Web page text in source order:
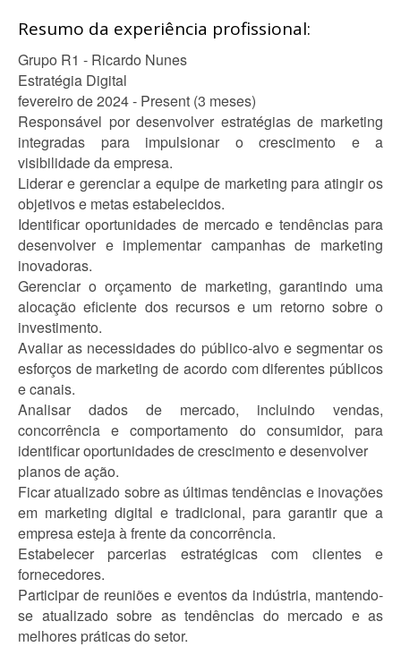
Resumo da experiência profissional:
Grupo R1 - Ricardo Nunes
Estratégia Digital
fevereiro de 2024 - Present (3 meses)
Responsável por desenvolver estratégias de marketing
integradas para impulsionar o crescimento e a
visibilidade da empresa.
Liderar e gerenciar a equipe de marketing para atingir os
objetivos e metas estabelecidos.
Identificar oportunidades de mercado e tendências para
desenvolver e implementar campanhas de marketing
inovadoras.
Gerenciar o orçamento de marketing, garantindo uma
alocação eficiente dos recursos e um retorno sobre o
investimento.
Avaliar as necessidades do público-alvo e segmentar os
esforços de marketing de acordo com diferentes públicos
e canais.
Analisar dados de mercado, incluindo vendas,
concorrência e comportamento do consumidor, para
identificar oportunidades de crescimento e desenvolver
planos de ação.
Ficar atualizado sobre as últimas tendências e inovações
em marketing digital e tradicional, para garantir que a
empresa esteja à frente da concorrência.
Estabelecer parcerias estratégicas com clientes e
fornecedores.
Participar de reuniões e eventos da indústria, mantendo-
se atualizado sobre as tendências do mercado e as
melhores práticas do setor.